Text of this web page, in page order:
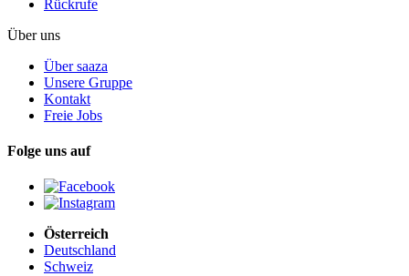
Rückrufe
Über uns
Über saaza
Unsere Gruppe
Kontakt
Freie Jobs
Folge uns auf
Österreich
Deutschland
Schweiz